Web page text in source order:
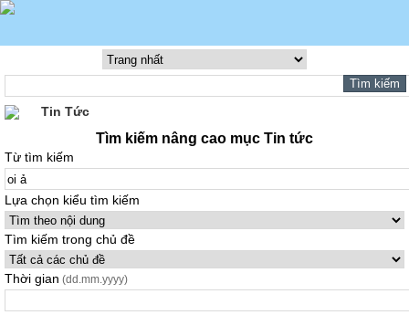
Tin Tức
Tìm kiếm nâng cao mục Tin tức
Từ tìm kiếm
Lựa chọn kiểu tìm kiếm
Tìm kiếm trong chủ đề
Thời gian (dd.mm.yyyy)